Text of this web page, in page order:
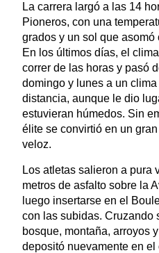
La carrera largó a las 14
Pioneros, con una
grados y un sol que
En los últimos días, el
correr de las horas y pasó
domingo y lunes a un
distancia, aunque le dio
estuvieran húmedos. Sin
élite se convirtió en un
veloz.
Los atletas salieron a pura
metros de asfalto sobre la
luego insertarse en el
con las subidas. Cruzando
bosque, montaña, arroyos
depositó nuevamente en el